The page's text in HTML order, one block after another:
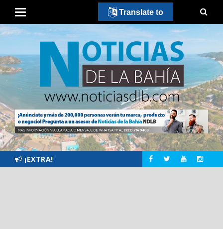
¡EXTRA!
Translate to